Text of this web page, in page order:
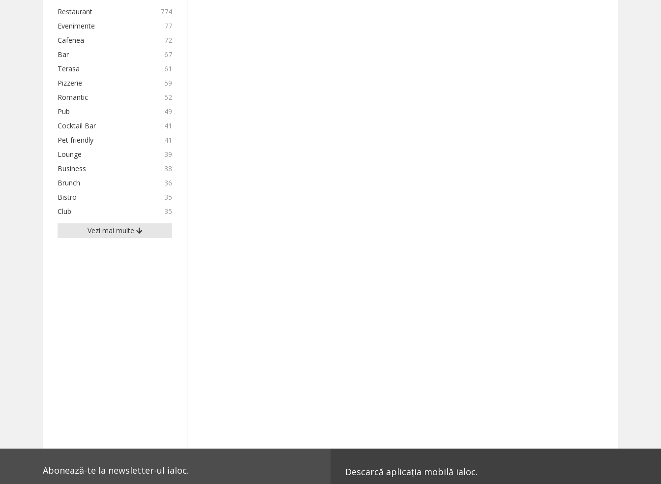
Restaurant
774
Evenimente
77
Cafenea
72
Bar
67
Terasa
61
Pizzerie
59
Romantic
52
Pub
49
Cocktail Bar
41
Pet friendly
41
Lounge
39
Business
38
Brunch
36
Bistro
35
Club
35
Vezi mai multe
Abonează-te la newsletter-ul ialoc. Descarcă aplicația mobilă ialoc.